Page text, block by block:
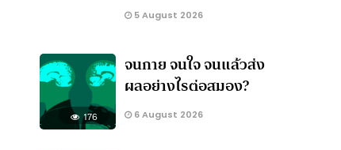
5 August 2026
176
จนกาย จนใจ จนแล้วส่ง
ผลอย่างไรต่อสมอง?
6 August 2026